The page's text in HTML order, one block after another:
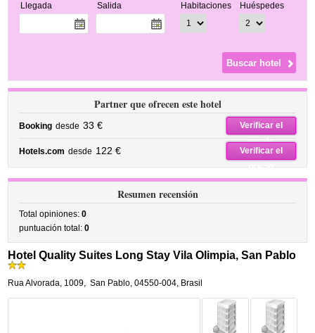
Llegada Salida Habitaciones Huéspedes
Partner que ofrecen este hotel
Booking desde 33 €
Verificar el
precio
Hotels.com desde 122 €
Verificar el
precio
Resumen recensión
Total opiniones:0
puntuación total:0
Hotel Quality Suites Long Stay Vila Olimpia, San Pablo
Rua Alvorada, 1009, San Pablo,04550-004, Brasil